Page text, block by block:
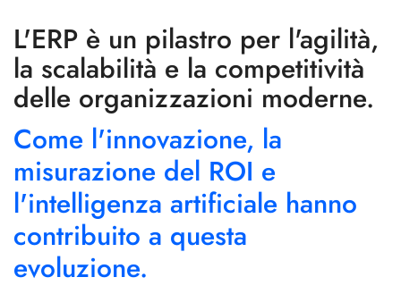
L'ERP è un pilastro per l'agilità,
la scalabilità e la competitività
delle organizzazioni moderne.
Come l'innovazione, la
misurazione del ROI e
l'intelligenza artificiale hanno
contribuito a questa
evoluzione.